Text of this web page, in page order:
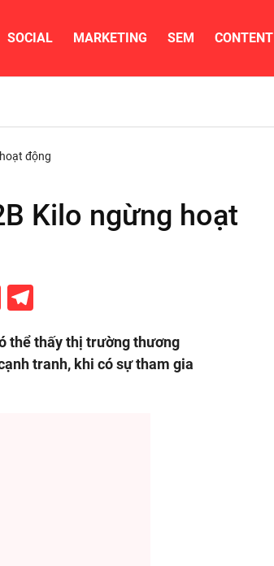
SOCIAL MARKETING SEM CONTENT
động
Kilo ngừng hoạt
Messenger
Telegram
thể thấy thị trường thương
tranh, khi có sự tham gia